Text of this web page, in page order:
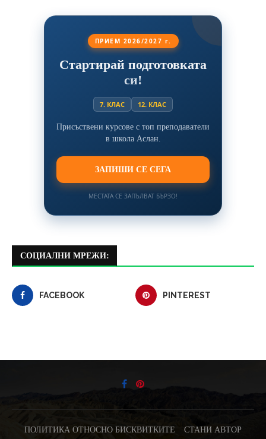
ПРИЕМ 2026/2027 г.
Стартирай подготовката
си!
7. КЛАС 12. КЛАС
Присъствени курсове с топ преподаватели
в школа Аслан.
ЗАПИШИ СЕ СЕГА
МЕСТАТА СЕ ЗАПЪЛВАТ БЪРЗО!
СОЦИАЛНИ МРЕЖИ:
FACEBOOK PINTEREST
ПОЛИТИКА ОТНОСНО БИСКВИТКИТЕ СТАНИ АВТОР